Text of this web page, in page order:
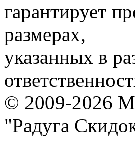
гарантирует
размерах,
указанных в
© 2009-2026
"Радуга